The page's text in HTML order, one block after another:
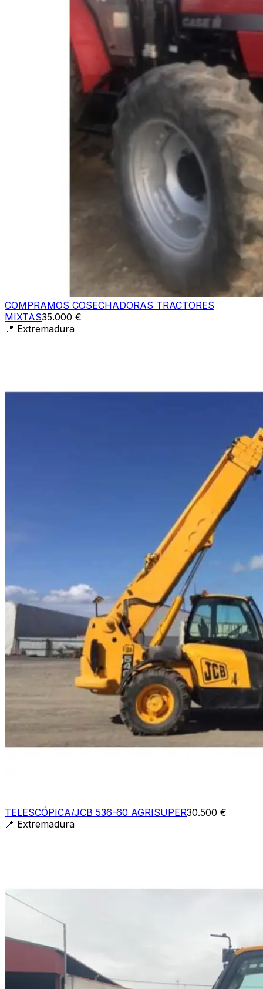
COMPRAMOS COSECHADORAS TRACTORES
MIXTAS35.000 €
📍 Extremadura
TELESCÓPICA/JCB 536-60 AGRISUPER30.500 €
📍 Extremadura